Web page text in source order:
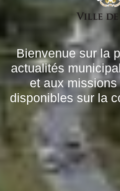
Bienvenue sur la
actualités
et aux
disponibles sur la